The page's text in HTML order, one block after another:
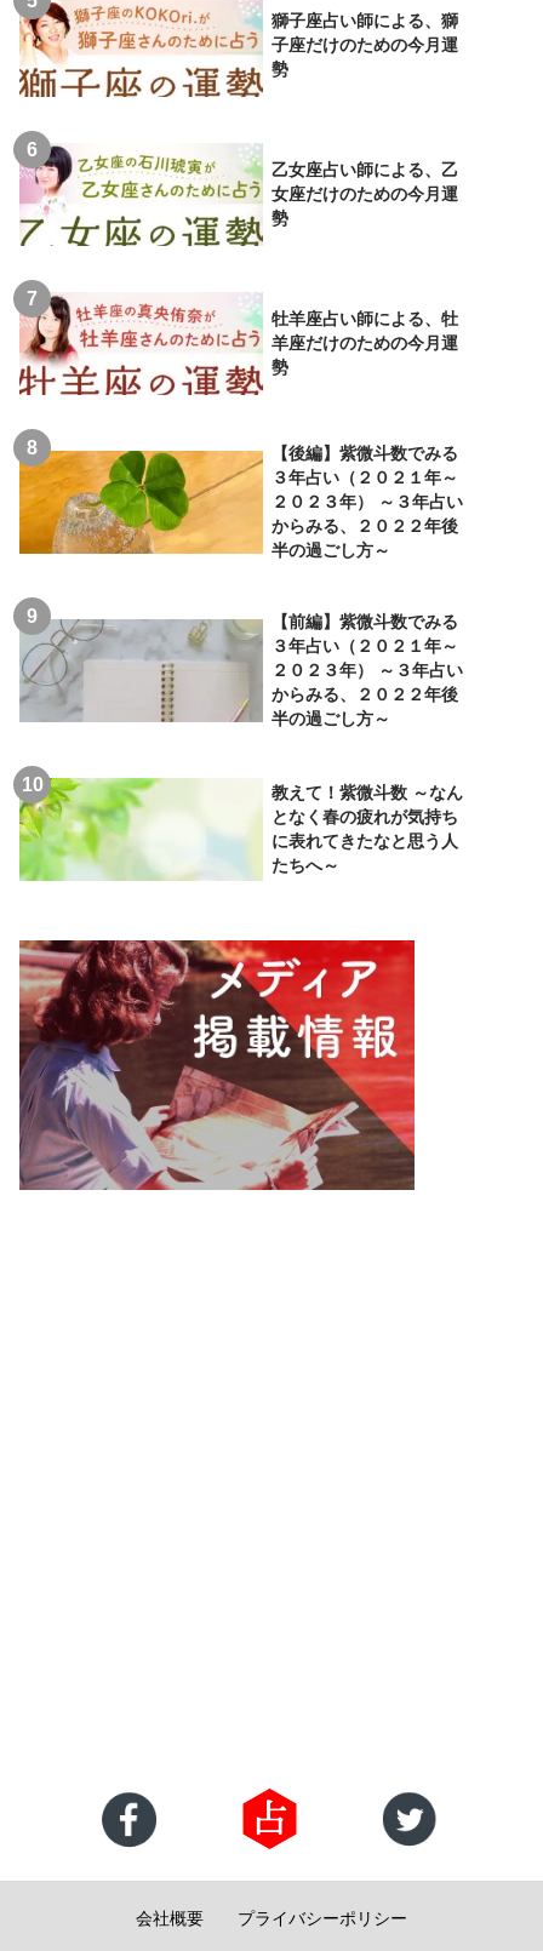
獅子座占い師による、獅
子座だけのための今月運
勢
乙女座占い師による、乙
女座だけのための今月運
勢
牡羊座占い師による、牡
羊座だけのための今月運
勢
【後編】紫微斗数でみる
３年占い（２０２１年～
２０２３年） ～３年占い
からみる、２０２２年後
半の過ごし方～
【前編】紫微斗数でみる
３年占い（２０２１年～
２０２３年） ～３年占い
からみる、２０２２年後
半の過ごし方～
教えて！紫微斗数 ～なん
となく春の疲れが気持ち
に表れてきたなと思う人
たちへ～
会社概要 プライバシーポリシー